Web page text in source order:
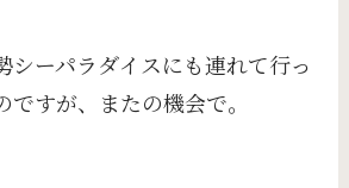
シーパラダイスにも連れて行っ
すが、またの機会で。